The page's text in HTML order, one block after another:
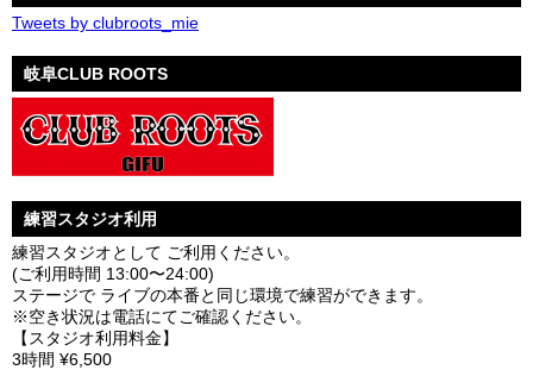
Tweets by clubroots_mie
岐阜CLUB ROOTS
練習スタジオ利用
練習スタジオとして ご利用ください。
(ご利用時間 13:00〜24:00)
ステージで ライブの本番と同じ環境で練習ができます。
※空き状況は電話にてご確認ください。
【スタジオ利用料金】
3時間 ¥6,500